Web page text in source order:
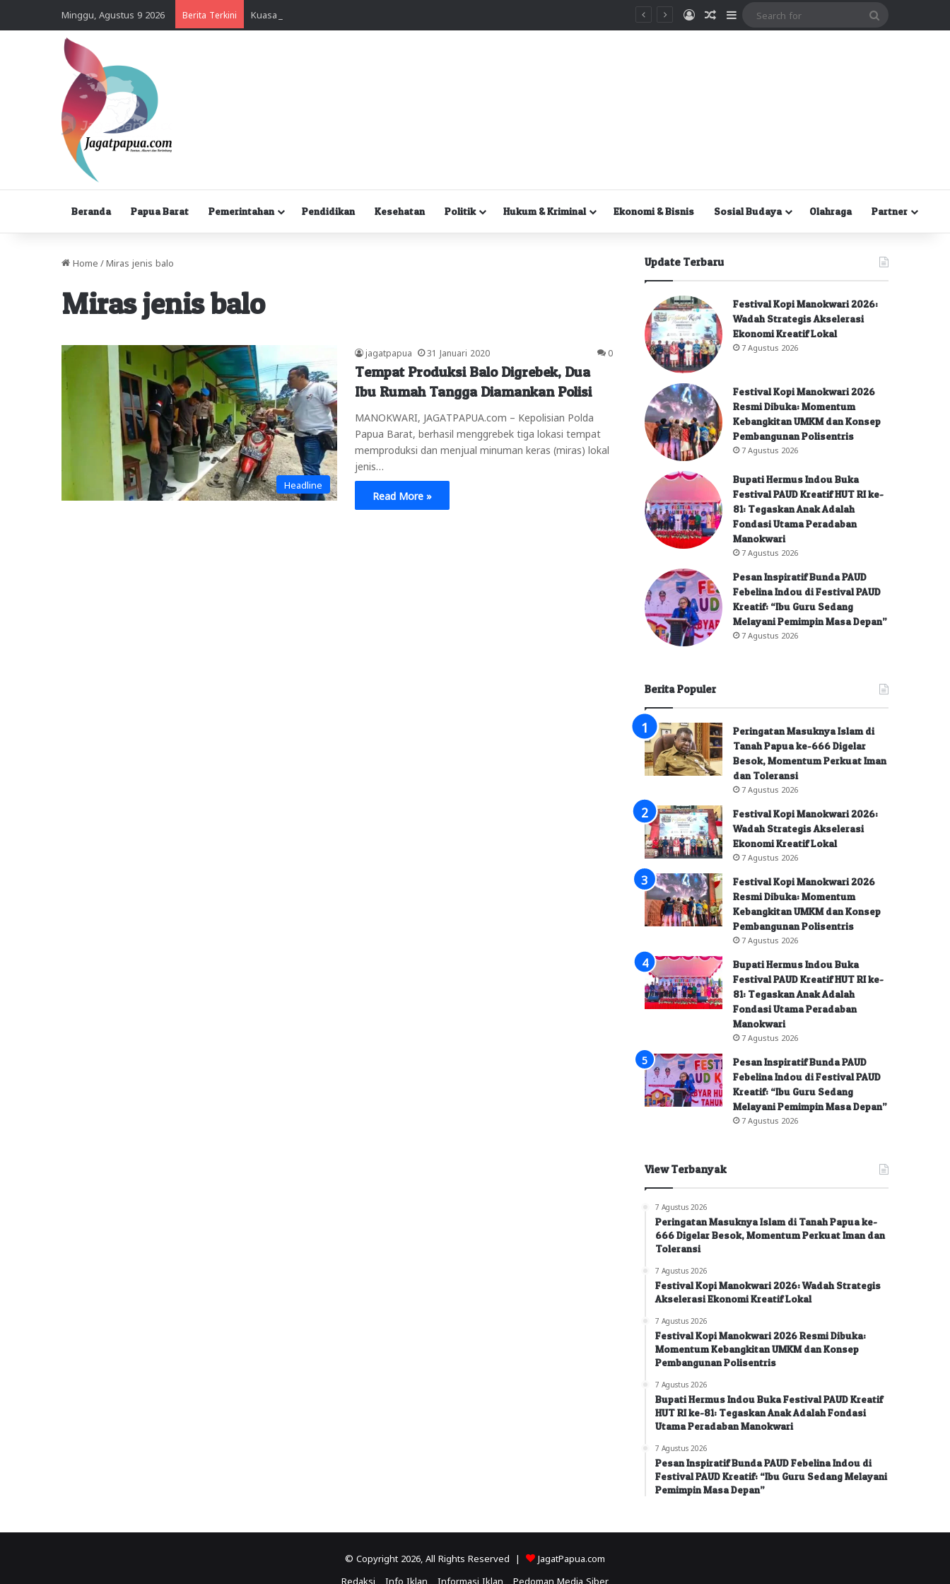
Minggu, Agustus 9 2026 Berita Terkini MasukRandom Article
Sidebar
Beranda Papua Barat Pemerintahan Pendidikan Kesehatan Politik Hukum & Kriminal Ekonomi & Bisnis Sosial Budaya Olahraga Partner
Home / Miras jenis balo
Miras jenis balo
Headline
jagatpapua 31 Januari 2020 0
Tempat Produksi Balo Digrebek, Dua
Ibu Rumah Tangga Diamankan Polisi
MANOKWARI, JAGATPAPUA.com – Kepolisian Polda
Papua Barat, berhasil menggrebek tiga lokasi tempat
memproduksi dan menjual minuman keras (miras) lokal
jenis…
Read More »
Update Terbaru
Festival Kopi Manokwari 2026:
Wadah Strategis Akselerasi
Ekonomi Kreatif Lokal
7 Agustus 2026
Festival Kopi Manokwari 2026
Resmi Dibuka: Momentum
Kebangkitan UMKM dan Konsep
Pembangunan Polisentris
7 Agustus 2026
Bupati Hermus Indou Buka
Festival PAUD Kreatif HUT RI ke-
81: Tegaskan Anak Adalah
Fondasi Utama Peradaban
Manokwari
7 Agustus 2026
Pesan Inspiratif Bunda PAUD
Febelina Indou di Festival PAUD
Kreatif: “Ibu Guru Sedang
Melayani Pemimpin Masa Depan”
7 Agustus 2026
Berita Populer
Peringatan Masuknya Islam di
Tanah Papua ke-666 Digelar
Besok, Momentum Perkuat Iman
dan Toleransi
7 Agustus 2026
Festival Kopi Manokwari 2026:
Wadah Strategis Akselerasi
Ekonomi Kreatif Lokal
7 Agustus 2026
Festival Kopi Manokwari 2026
Resmi Dibuka: Momentum
Kebangkitan UMKM dan Konsep
Pembangunan Polisentris
7 Agustus 2026
Bupati Hermus Indou Buka
Festival PAUD Kreatif HUT RI ke-
81: Tegaskan Anak Adalah
Fondasi Utama Peradaban
Manokwari
7 Agustus 2026
Pesan Inspiratif Bunda PAUD
Febelina Indou di Festival PAUD
Kreatif: “Ibu Guru Sedang
Melayani Pemimpin Masa Depan”
7 Agustus 2026
View Terbanyak
7 Agustus 2026
Peringatan Masuknya Islam di Tanah Papua ke-
666 Digelar Besok, Momentum Perkuat Iman dan
Toleransi
7 Agustus 2026
Festival Kopi Manokwari 2026: Wadah Strategis
Akselerasi Ekonomi Kreatif Lokal
7 Agustus 2026
Festival Kopi Manokwari 2026 Resmi Dibuka:
Momentum Kebangkitan UMKM dan Konsep
Pembangunan Polisentris
7 Agustus 2026
Bupati Hermus Indou Buka Festival PAUD Kreatif
HUT RI ke-81: Tegaskan Anak Adalah Fondasi
Utama Peradaban Manokwari
7 Agustus 2026
Pesan Inspiratif Bunda PAUD Febelina Indou di
Festival PAUD Kreatif: “Ibu Guru Sedang Melayani
Pemimpin Masa Depan”
© Copyright 2026, All Rights Reserved | JagatPapua.com
Redaksi Info Iklan Informasi Iklan Pedoman Media Siber